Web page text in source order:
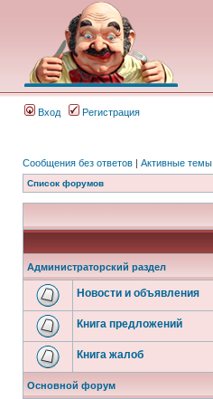
Вход Регистрация
Сообщения без ответов | Активные темы
Список форумов
Администраторский раздел
Новости и объявления
Книга предложений
Книга жалоб
Основной форум